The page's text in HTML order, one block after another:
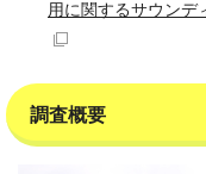
用に関するサウンデ
調査概要